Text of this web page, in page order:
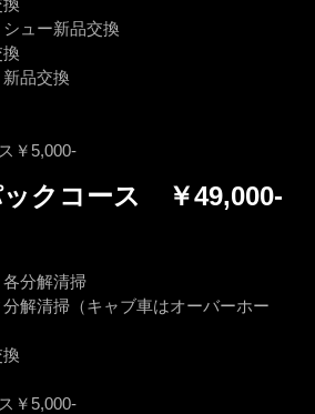
シュー新品交換
新品交換
￥5,000-
クコース ￥49,000-
各分解清掃
分解清掃（キャブ車はオーバーホー
￥5,000-